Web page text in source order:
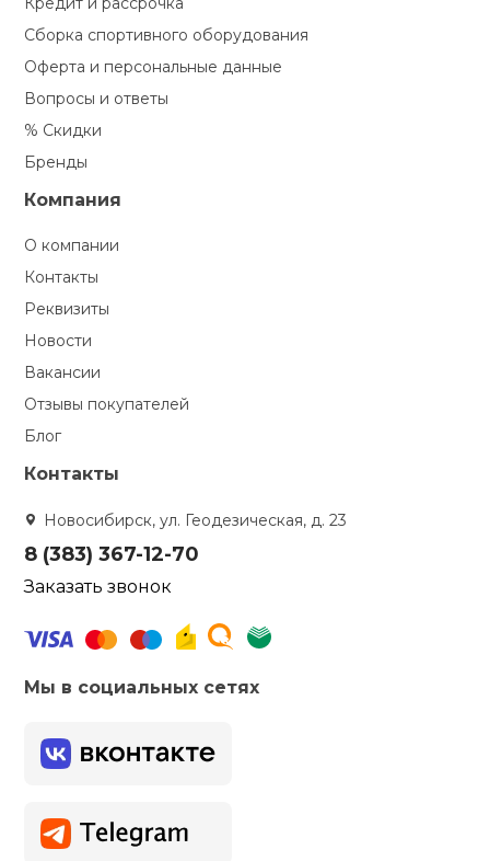
Сборка спортивного оборудования
Оферта и персональные данные
Вопросы и ответы
% Скидки
Бренды
Компания
О компании
Контакты
Реквизиты
Новости
Вакансии
Отзывы покупателей
Блог
Контакты
Новосибирск, ул. Геодезическая, д. 23
8 (383) 367-12-70
Заказать звонок
Мы в социальных сетях